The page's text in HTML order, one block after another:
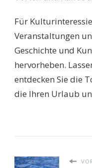
Für
Veranstaltungen
Geschichte und
hervorheben.
entdecken Sie die
die Ihren Urlaub